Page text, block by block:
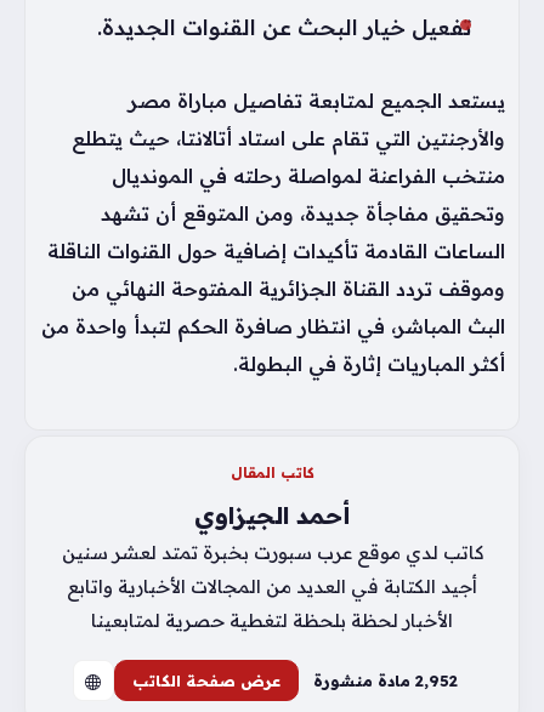
تفعيل خيار البحث عن القنوات الجديدة.
يستعد الجميع لمتابعة تفاصيل مباراة مصر
والأرجنتين التي تقام على استاد أتالانتا، حيث يتطلع
منتخب الفراعنة لمواصلة رحلته في المونديال
وتحقيق مفاجأة جديدة، ومن المتوقع أن تشهد
الساعات القادمة تأكيدات إضافية حول القنوات الناقلة
وموقف تردد القناة الجزائرية المفتوحة النهائي من
البث المباشر، في انتظار صافرة الحكم لتبدأ واحدة من
أكثر المباريات إثارة في البطولة.
كاتب المقال
أحمد الجيزاوي
كاتب لدي موقع عرب سبورت بخبرة تمتد لعشر سنين
أجيد الكتابة في العديد من المجالات الأخبارية واتابع
الأخبار لحظة بلحظة لتغطية حصرية لمتابعينا
2٬952 مادة منشورة عرض صفحة الكاتب